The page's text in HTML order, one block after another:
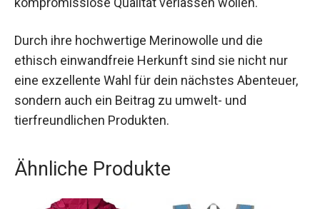
bieten eine perfekte Kombination aus Komfort,
Nachhaltigkeit und Funktionalität. Sie sind für alle,
die sich bei ihren Outdoor-Aktivitäten auf
kompromisslose Qualität verlassen wollen.
Durch ihre hochwertige Merinowolle und die
ethisch einwandfreie Herkunft sind sie nicht nur
Abenteuer, sondern auch ein Beitrag zu umwelt-